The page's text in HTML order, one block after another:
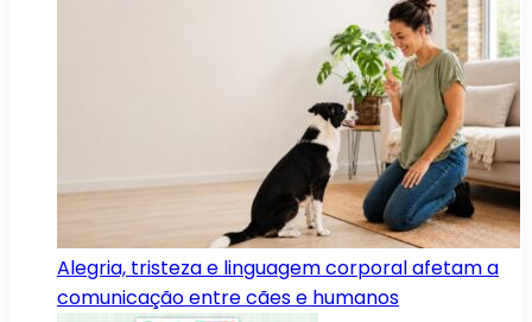
Alegria, tristeza e linguagem corporal afetam a
comunicação entre cães e humanos